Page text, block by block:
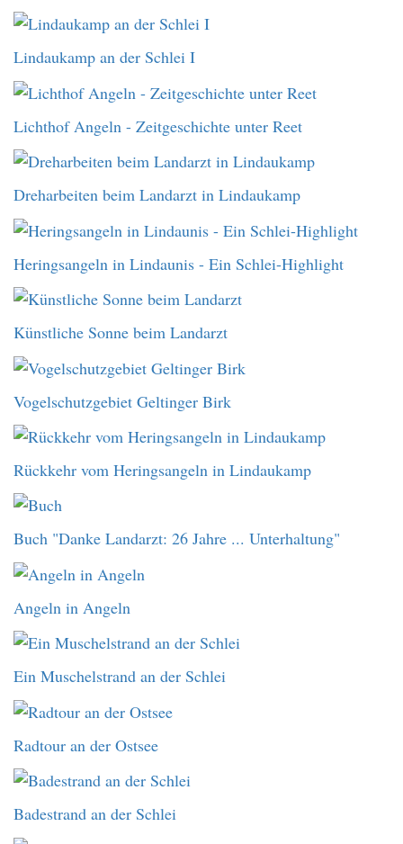
Lindaukamp an der Schlei I
Lichthof Angeln - Zeitgeschichte unter Reet
Dreharbeiten beim Landarzt in Lindaukamp
Heringsangeln in Lindaunis - Ein Schlei-Highlight
Künstliche Sonne beim Landarzt
Vogelschutzgebiet Geltinger Birk
Rückkehr vom Heringsangeln in Lindaukamp
Buch "Danke Landarzt: 26 Jahre ... Unterhaltung"
Angeln in Angeln
Ein Muschelstrand an der Schlei
Radtour an der Ostsee
Badestrand an der Schlei